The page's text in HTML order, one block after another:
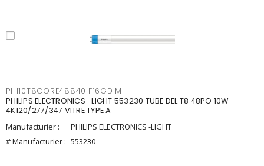
PHI10T8CORE48840IF16GDIM
PHILIPS ELECTRONICS -LIGHT 553230 TUBE DEL T8 48PO 10W
4K120/277/347 VITRE TYPE A
Manufacturier :
PHILIPS ELECTRONICS -LIGHT
# Manufacturier : 553230